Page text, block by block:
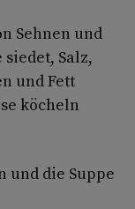
Sehnen und
Salz,
und Fett
köcheln
und die Suppe